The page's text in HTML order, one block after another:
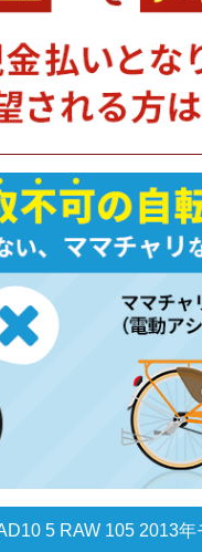
5 RAW 105 2013年